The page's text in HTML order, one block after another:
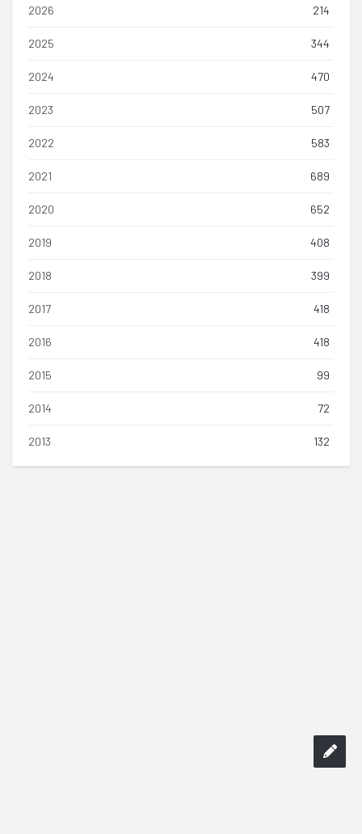
2026 214
2025 344
2024 470
2023 507
2022 583
2021 689
2020 652
2019 408
2018 399
2017 418
2016 418
2015 99
2014 72
2013 132